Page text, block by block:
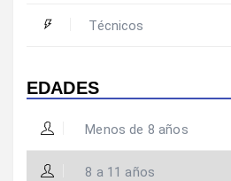
Técnicos
EDADES
Menos de 8 años
8 a 11 años